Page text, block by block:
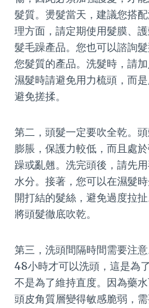
髮質。燙髮當天，建議您搭
理方面，請定期使用髮膜、
髮毛躁產品。您也可以諮詢
您髮質的產品。洗髮時，請
濕髮時請避免用力梳頭，而
避免搓揉。
第二，頭髮一定要吹全乾。
膨脹，保護力較低，而且處
躁或亂翹。洗完頭後，請先
水分。接著，您可以在濕髮
開打結的髮絲，避免過度拉
將頭髮徹底吹乾。
第三，洗頭間隔時間需要注
48小時才可以洗頭，這是為
不是為了維持直度。因為藥
頭皮角質層變得敏感脆弱，